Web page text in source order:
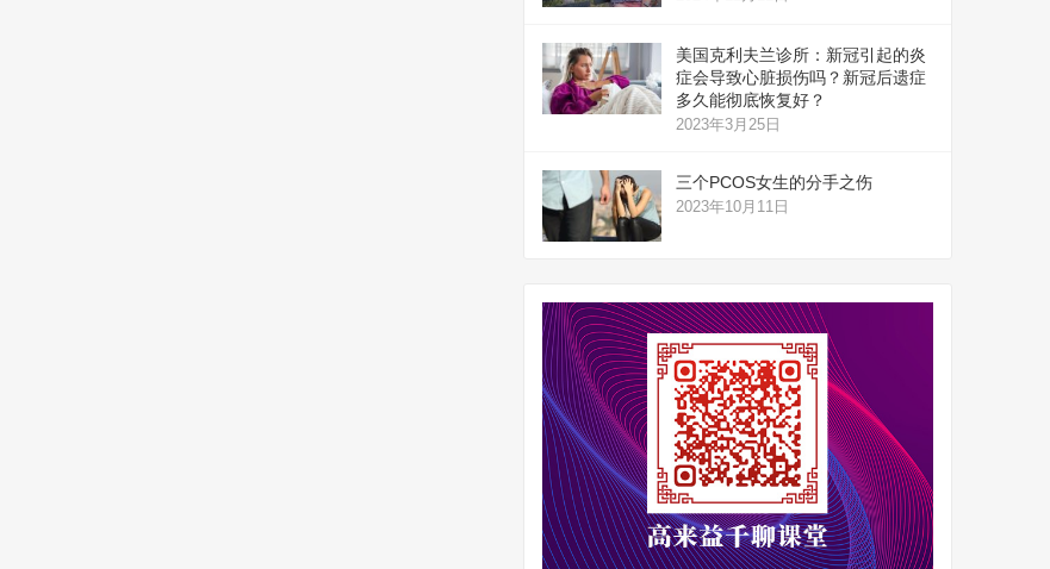
美国克利夫兰诊所：新冠引起的炎
症会导致心脏损伤吗？新冠后遗症
多久能彻底恢复好？
2023年3月25日
三个PCOS女生的分手之伤
2023年10月11日